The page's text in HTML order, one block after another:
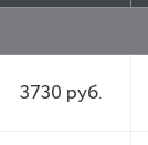
3730 руб.